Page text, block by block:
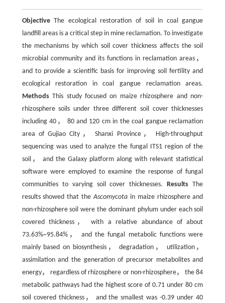
ObjectiveThe ecological restoration of soil in coal gangue
landfill areas is a critical step in mine reclamation. To investigate
the mechanisms by which soil cover thickness affects the soil
microbial community and its functions in reclamation areas，
and to provide a scientific basis for improving soil fertility and
ecological restoration in coal gangue reclamation areas.
MethodsThis study focused on maize rhizosphere and non-
rhizosphere soils under three different soil cover thicknesses
including 40， 80 and 120 cm in the coal gangue reclamation
area of Gujiao City， Shanxi Province， High-throughput
sequencing was used to analyze the fungal ITS1 region of the
soil， and the Galaxy platform along with relevant statistical
software were employed to examine the response of fungal
communities to varying soil cover thicknesses.Results The
results showed that theAscomycota in maize rhizosphere and
non-rhizosphere soil were the dominant phylum under each soil
covered thickness， with a relative abundance of about
73.63%~95.84%， and the fungal metabolic functions were
mainly based on biosynthesis， degradation， utilization，
assimilation and the generation of precursor metabolites and
energy， regardless of rhizosphere or non-rhizosphere， the 84
metabolic pathways had the highest score of 0.71 under 80 cm
soil covered thickness， and the smallest was -0.39 under 40